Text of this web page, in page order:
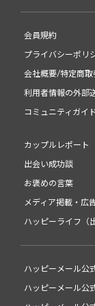
会員規約
プライバシーポリ
会社概要/特定商
利用者情報の外部
コミュニティガイ
カップルレポート
出会い成功談
お褒めの言葉
メディア掲載・広
ハッピーライフ（
ハッピーメール公
ハッピーメール公